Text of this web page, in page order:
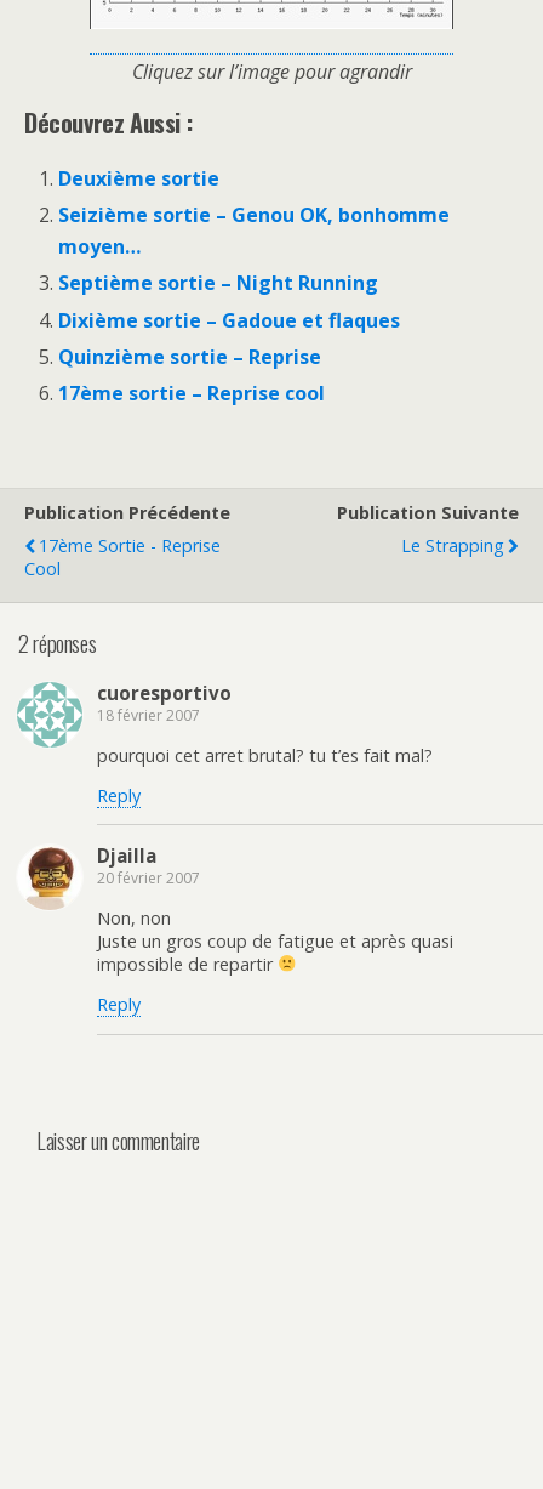
Cliquez sur l’image pour agrandir
Découvrez Aussi :
Deuxième sortie
Seizième sortie – Genou OK, bonhomme
moyen…
Septième sortie – Night Running
Dixième sortie – Gadoue et flaques
Quinzième sortie – Reprise
17ème sortie – Reprise cool
Publication Précédente
17ème Sortie - Reprise
Cool
Publication Suivante
Le Strapping
2 réponses
cuoresportivo
18 février 2007
pourquoi cet arret brutal? tu t’es fait mal?
Reply
Djailla
20 février 2007
Non, non
Juste un gros coup de fatigue et après quasi
impossible de repartir
Reply
Laisser un commentaire